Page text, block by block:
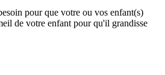
pour que votre ou vos enfant(s)
de votre enfant pour qu'il grandisse